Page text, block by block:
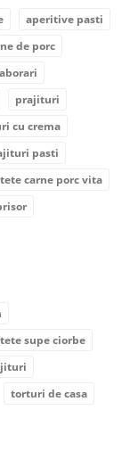
aperitive pasti
de porc
prajituri
cu crema
pasti
carne porc vita
supe ciorbe
torturi de casa